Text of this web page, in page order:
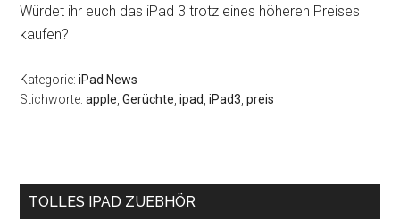
Würdet ihr euch das iPad 3 trotz eines höheren Preises
kaufen?
Kategorie:iPad News
Stichworte:apple ,Gerüchte ,ipad ,iPad3 ,preis
Seitenspalte
TOLLES IPAD ZUEBHÖR